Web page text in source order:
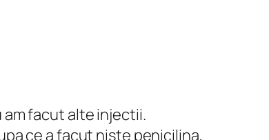
am facut alte injectii.
ce a facut niste penicilina,